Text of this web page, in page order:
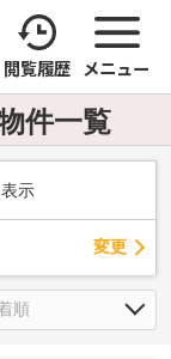
閲覧履歴 メニュー
件一覧
示
変更